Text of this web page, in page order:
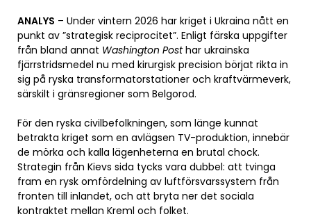
ANALYS – Under vintern 2026 har kriget i Ukraina nått en
punkt av ”strategisk reciprocitet”. Enligt färska uppgifter
från bland annat Washington Posthar ukrainska
fjärrstridsmedel nu med kirurgisk precision börjat rikta in
sig på ryska transformatorstationer och kraftvärmeverk,
särskilt i gränsregioner som Belgorod.
För den ryska civilbefolkningen, som länge kunnat
betrakta kriget som en avlägsen TV-produktion, innebär
de mörka och kalla lägenheterna en brutal chock.
Strategin från Kievs sida tycks vara dubbel: att tvinga
fram en rysk omfördelning av luftförsvarssystem från
fronten till inlandet, och att bryta ner det sociala
kontraktet mellan Kreml och folket.